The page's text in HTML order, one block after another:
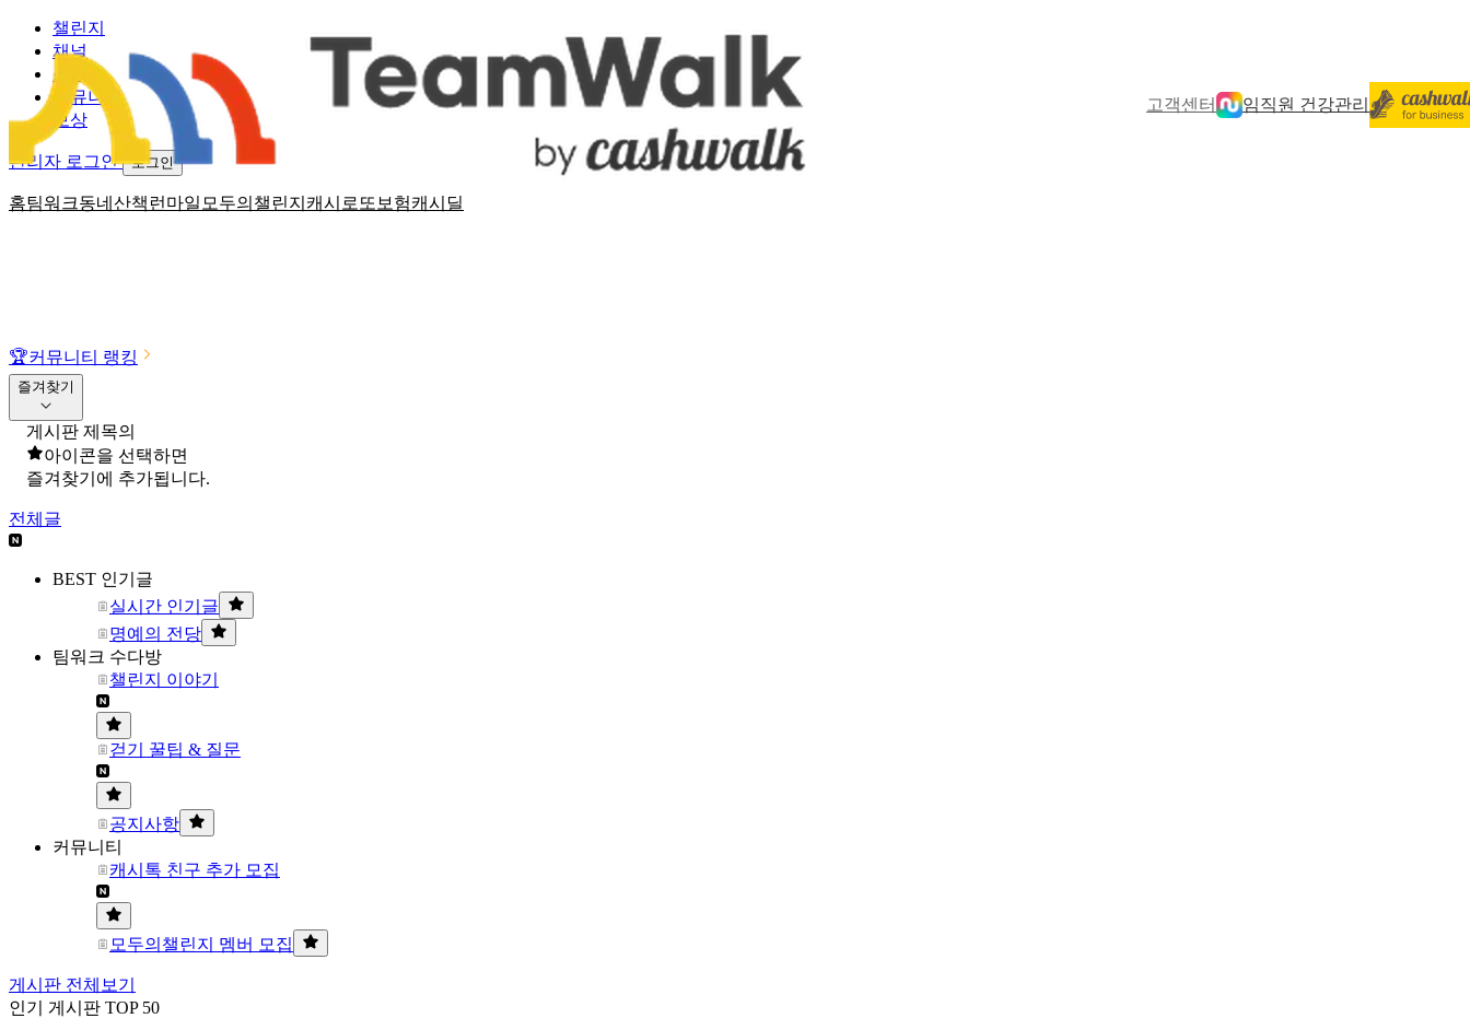
고객센터 임직원 건강관리
홈팀워크동네산책 런마일 모두의챌린지 캐시로또 보험캐시딜
챌린지
채널
소식
커뮤니티
보상
관리자 로그인 로그인
🏆커뮤니티 랭킹
즐겨찾기
게시판 제목의
아이콘을 선택하면
즐겨찾기에 추가됩니다.
전체글
BEST 인기글
실시간 인기글
명예의 전당
팀워크 수다방
챌린지 이야기
걷기 꿀팁 & 질문
공지사항
커뮤니티
캐시톡 친구 추가 모집
모두의챌린지 멤버 모집
게시판 전체보기
인기 게시판 TOP 50